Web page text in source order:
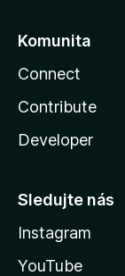
Komunita
Connect
Contribute
Developer
Sledujte nás
Instagram
YouTube